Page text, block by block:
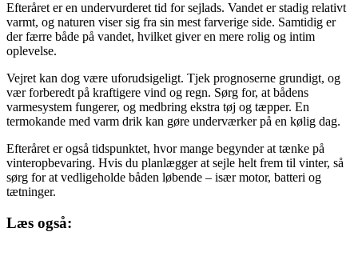
Efteråret er en undervurderet tid for sejlads. Vandet er stadig relativt
varmt, og naturen viser sig fra sin mest farverige side. Samtidig er
der færre både på vandet, hvilket giver en mere rolig og intim
oplevelse.
Vejret kan dog være uforudsigeligt. Tjek prognoserne grundigt, og
vær forberedt på kraftigere vind og regn. Sørg for, at bådens
varmesystem fungerer, og medbring ekstra tøj og tæpper. En
termokande med varm drik kan gøre underværker på en kølig dag.
Efteråret er også tidspunktet, hvor mange begynder at tænke på
vinteropbevaring. Hvis du planlægger at sejle helt frem til vinter, så
sørg for at vedligeholde båden løbende – især motor, batteri og
tætninger.
Læs også: